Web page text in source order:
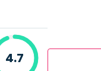
4.7